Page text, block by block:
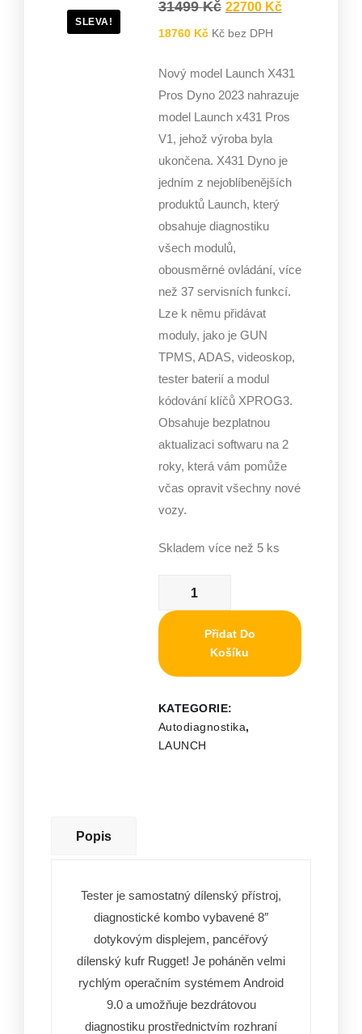
SLEVA!
31499Kč 22700 Kč
18760 KčKč bez DPH
Nový model Launch X431
Pros Dyno 2023 nahrazuje
model Launch x431 Pros
V1, jehož výroba byla
ukončena. X431 Dyno je
jedním z nejoblíbenějších
produktů Launch, který
obsahuje diagnostiku
všech modulů,
obousměrné ovládání, více
než 37 servisních funkcí.
Lze k němu přidávat
moduly, jako je GUN
TPMS, ADAS, videoskop,
tester baterií a modul
kódování klíčů XPROG3.
Obsahuje bezplatnou
aktualizaci softwaru na 2
roky, která vám pomůže
včas opravit všechny nové
vozy.
Skladem více než 5 ks
Přidat Do
Košíku
KATEGORIE:
Autodiagnostika,
LAUNCH
Popis
Tester je samostatný dílenský přístroj,
diagnostické kombo vybavené 8″
dotykovým displejem, pancéřový
dílenský kufr Rugget! Je poháněn velmi
rychlým operačním systémem Android
9.0 a umožňuje bezdrátovou
diagnostiku prostřednictvím rozhraní